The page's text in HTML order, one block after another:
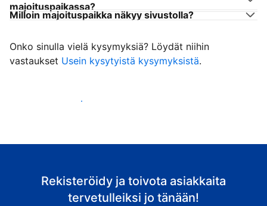
majoituspaikassa?
Milloin majoituspaikka näkyy sivustolla?
Onko sinulla vielä kysymyksiä? Löydät niihin
vastaukset Usein kysytyistä kysymyksistä.
Ala vastaanottaa asiakkaita
Rekisteröidy ja toivota asiakkaita
tervetulleiksi jo tänään!